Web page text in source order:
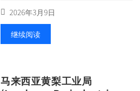
2026年3月9日
继续阅读
马来西亚黄梨工业局